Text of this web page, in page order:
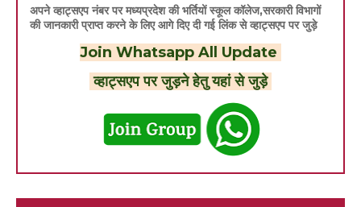
अपने व्हाट्सएप नंबर पर मध्यप्रदेश की भर्तियों स्कूल कॉलेज,सरकारी विभागों
की जानकारी प्राप्त करने के लिए आगे दिए दी गई लिंक से व्हाट्सएप पर जुड़े
Join Whatsapp All Update
व्हाट्सएप पर जुड़ने हेतु यहां से जुड़े